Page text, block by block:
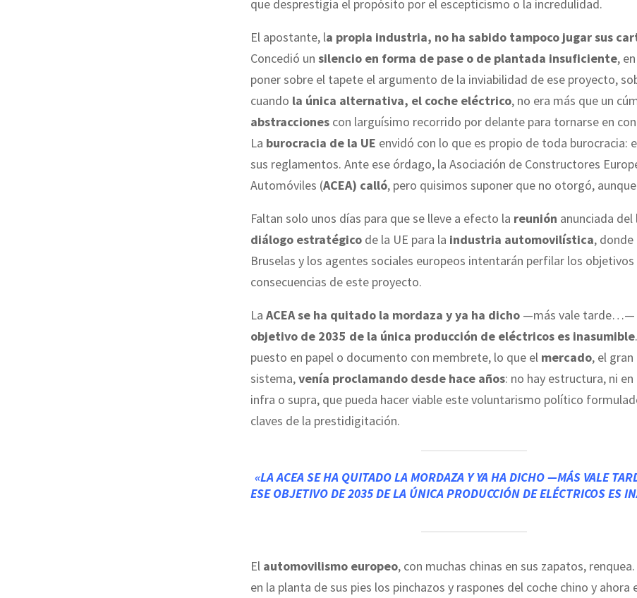
que desprestigia el propósito por el escepticismo o la incredulidad.
El apostante, la propia industria, no ha sabido tampoco jugar sus
Concedió un silencio en forma de pase o de plantada insuficiente,
poner sobre el tapete el argumento de la inviabilidad de ese proyecto,
cuando la única alternativa, el coche eléctrico, no era más que un
abstracciones con larguísimo recorrido por delante para tornarse en
La burocracia de la UE envidó con lo que es propio de toda burocracia:
sus reglamentos. Ante ese órdago, la Asociación de Constructores
Automóviles (ACEA) calló, pero quisimos suponer que no otorgó,
Faltan solo unos días para que se lleve a efecto la reunión anunciada
diálogo estratégico de la UE para la industria automovilística,
Bruselas y los agentes sociales europeos intentarán perfilar los objetivos
consecuencias de este proyecto.
La ACEA se ha quitado la mordaza y ya ha dicho —más vale tarde…—
objetivo de 2035 de la única producción de eléctricos es inasumible
puesto en papel o documento con membrete, lo que el mercado, el
sistema,venía proclamando desde hace años: no hay estructura, ni
infra o supra, que pueda hacer viable este voluntarismo político
claves de la prestidigitación.
«LA ACEA SE HA QUITADO LA MORDAZA Y YA HA DICHO —MÁS VALE
ESE OBJETIVO DE 2035 DE LA ÚNICA PRODUCCIÓN DE ELÉCTRICOS ES
El automovilismo europeo, con muchas chinas en sus zapatos,
en la planta de sus pies los pinchazos y raspones del coche chino y ahora